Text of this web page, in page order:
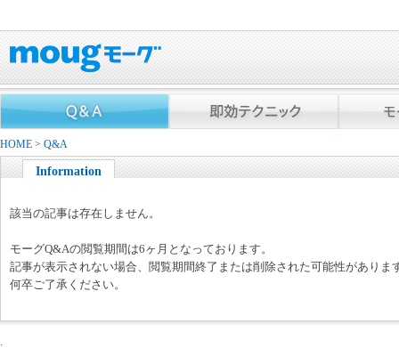
HOME > Q&A
Information
該当の記事は存在しません。
モーグQ&Aの閲覧期間は6ヶ月となっております。
記事が表示されない場合、閲覧期間終了または削除された可能性がありま
何卒ご了承ください。